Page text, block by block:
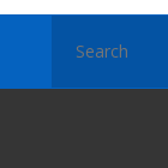
pour :